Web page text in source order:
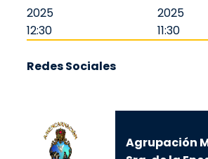
2025
12:30
2025
11:30
Redes Sociales
Agrupación